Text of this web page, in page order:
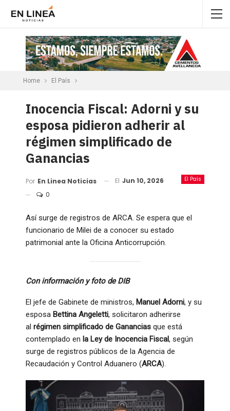
Home El País
Inocencia Fiscal: Adorni y su
esposa pidieron adherir al
régimen simplificado de
Ganancias
El País
Por En Linea Noticias El Jun 10, 2026
0
Así surge de registros de ARCA. Se espera que el
funcionario de Milei de a conocer su estado
patrimonial ante la Oficina Anticorrupción.
Con información y foto de DIB
El jefe de Gabinete de ministros, Manuel Adorni, y su
esposa Bettina Angeletti, solicitaron adherirse
al régimen simplificado de Ganancias que está
contemplado en la Ley de Inocencia Fiscal, según
surge de registros públicos de la Agencia de
Recaudación y Control Aduanero (ARCA).